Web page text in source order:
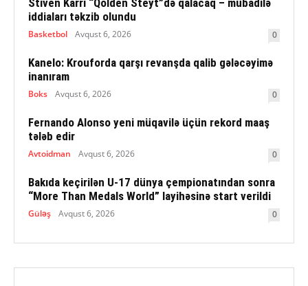
Stiven Karri “Qolden Steyt”də qalacaq – mübadilə
iddiaları təkzib olundu
Basketbol Avqust 6, 2026 0
Kanelo: Krouforda qarşı revanşda qalib gələcəyimə
inanıram
Boks Avqust 6, 2026 0
Fernando Alonso yeni müqavilə üçün rekord maaş
tələb edir
Avtoidman Avqust 6, 2026 0
Bakıda keçirilən U-17 dünya çempionatından sonra
“More Than Medals World” layihəsinə start verildi
Güləş Avqust 6, 2026 0